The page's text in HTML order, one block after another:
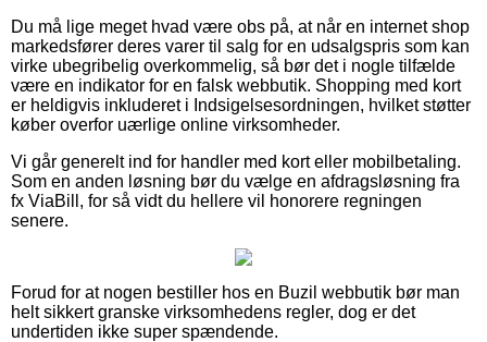
Du må lige meget hvad være obs på, at når en internet shop
markedsfører deres varer til salg for en udsalgspris som kan
virke ubegribelig overkommelig, så bør det i nogle tilfælde
være en indikator for en falsk webbutik. Shopping med kort
er heldigvis inkluderet i Indsigelsesordningen, hvilket støtter
køber overfor uærlige online virksomheder.
Vi går generelt ind for handler med kort eller mobilbetaling.
Som en anden løsning bør du vælge en afdragsløsning fra
fx ViaBill, for så vidt du hellere vil honorere regningen
senere.
Forud for at nogen bestiller hos en Buzil webbutik bør man
helt sikkert granske virksomhedens regler, dog er det
undertiden ikke super spændende.